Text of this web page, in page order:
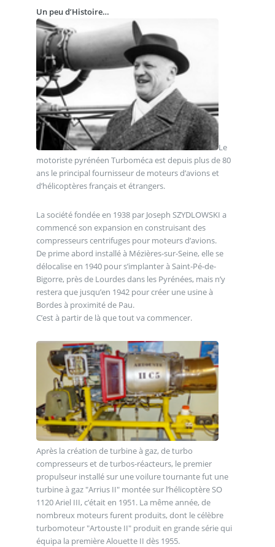
Un peu d’Histoire…
Le
motoriste pyrénéen Turboméca est depuis plus de 80
ans le principal fournisseur de moteurs d’avions et
d’hélicoptères français et étrangers.
La société fondée en 1938 par Joseph SZYDLOWSKI a
commencé son expansion en construisant des
compresseurs centrifuges pour moteurs d’avions.
De prime abord installé à Mézières-sur-Seine, elle se
délocalise en 1940 pour s’implanter à Saint-Pé-de-
Bigorre, près de Lourdes dans les Pyrénées, mais n’y
restera que jusqu’en 1942 pour créer une usine à
Bordes à proximité de Pau.
C’est à partir de là que tout va commencer.
Après la création de turbine à gaz, de turbo
compresseurs et de turbos-réacteurs, le premier
propulseur installé sur une voilure tournante fut une
turbine à gaz "Arrius II" montée sur l’hélicoptère SO
1120 Ariel III, c’était en 1951. La même année, de
nombreux moteurs furent produits, dont le célèbre
turbomoteur "Artouste II" produit en grande série qui
équipa la première Alouette II dès 1955.